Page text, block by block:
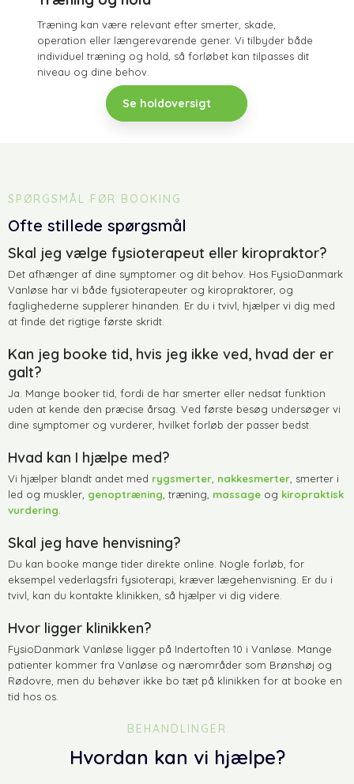
Træning kan være relevant efter smerter, skade,
operation eller længerevarende gener. Vi tilbyder både
individuel træning og hold, så forløbet kan tilpasses dit
niveau og dine behov.
Se holdoversigt
​SPØRGSMÅL FØR BOOKING
Ofte stillede spørgsmål
​Skal jeg vælge fysioterapeut eller kiropraktor?
Det afhænger af dine symptomer og dit behov. Hos FysioDanmark
Vanløse har vi både fysioterapeuter og kiropraktorer, og
faglighederne supplerer hinanden. Er du i tvivl, hjælper vi dig med
at finde det rigtige første skridt.
​Kan jeg booke tid, hvis jeg ikke ved, hvad der er
galt?
​Ja. Mange booker tid, fordi de har smerter eller nedsat funktion
uden at kende den præcise årsag. Ved første besøg undersøger vi
dine symptomer og vurderer, hvilket forløb der passer bedst.
Hvad kan I hjælpe med?
Vi hjælper blandt andet med rygsmerter, nakkesmerter, smerter i
led og muskler, genoptræning , træning, massageog kiropraktisk
vurdering
Skal jeg have henvisning?
​Du kan booke mange tider direkte online. Nogle forløb, for
eksempel vederlagsfri fysioterapi, kræver lægehenvisning. Er du i
tvivl, kan du kontakte klinikken, så hjælper vi dig videre.
Hvor ligger klinikken?
​FysioDanmark Vanløse ligger på Indertoften 10 i Vanløse. Mange
patienter kommer fra Vanløse og nærområder som Brønshøj og
Rødovre, men du behøver ikke bo tæt på klinikken for at booke en
tid hos os.
BEHANDLINGER
Hvordan kan vi hjælpe?